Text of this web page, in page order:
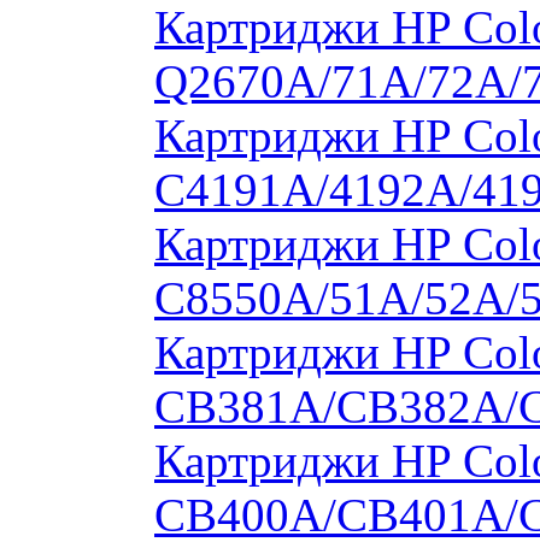
Картриджи HP
Q2670A/71A/
Картриджи HP
C4191A/4192A/
Картриджи HP
C8550A/51A/
Картриджи HP
CB381A/CB382A/
Картриджи HP
CB400A/CB401A/